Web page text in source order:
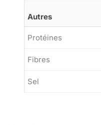
Autres
Protéines
Fibres
Sel